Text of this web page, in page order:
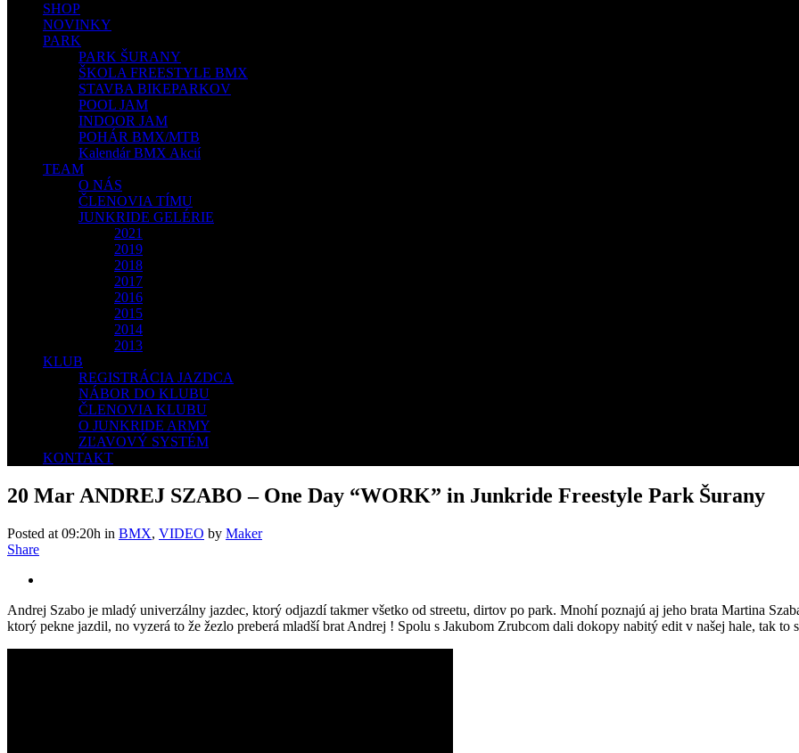
SHOP
NOVINKY
PARK
PARK ŠURANY
ŠKOLA FREESTYLE BMX
STAVBA BIKEPARKOV
POOL JAM
INDOOR JAM
POHÁR BMX/MTB
Kalendár BMX Akcií
TEAM
O NÁS
ČLENOVIA TÍMU
JUNKRIDE GELÉRIE
2021
2019
2018
2017
2016
2015
2014
2013
KLUB
REGISTRÁCIA JAZDCA
NÁBOR DO KLUBU
ČLENOVIA KLUBU
O JUNKRIDE ARMY
ZĽAVOVÝ SYSTÉM
KONTAKT
20 Mar ANDREJ SZABO – One Day “WORK” in Junkride Freestyle Park Šurany
Posted at 09:20h in BMX, VIDEO by Maker
Share
Andrej Szabo je mladý univerzálny jazdec, ktorý odjazdí takmer všetko od streetu, dirtov po park. Mnohí poznajú aj jeho brata Martina
ktorý pekne jazdil, no vyzerá to že žezlo preberá mladší brat Andrej ! Spolu s Jakubom Zrubcom dali dokopy nabitý edit v našej hale, tak to